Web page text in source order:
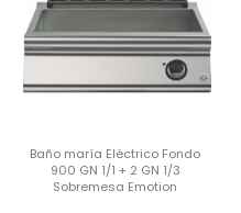
Baño maría Eléctrico Fondo
900 GN 1/1 + 2 GN 1/3
Sobremesa Emotion